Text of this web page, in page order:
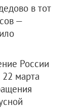
в тот
—
России
марта